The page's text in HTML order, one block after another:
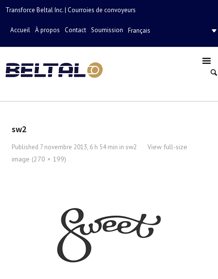
Transforce Beltal Inc. | Courroies de convoyeurs
Accueil À propos Contact Soumission Français
sw2
Published 7 novembre 2013, 6 h 54 min in sw2
View full-size
image (270 × 199)